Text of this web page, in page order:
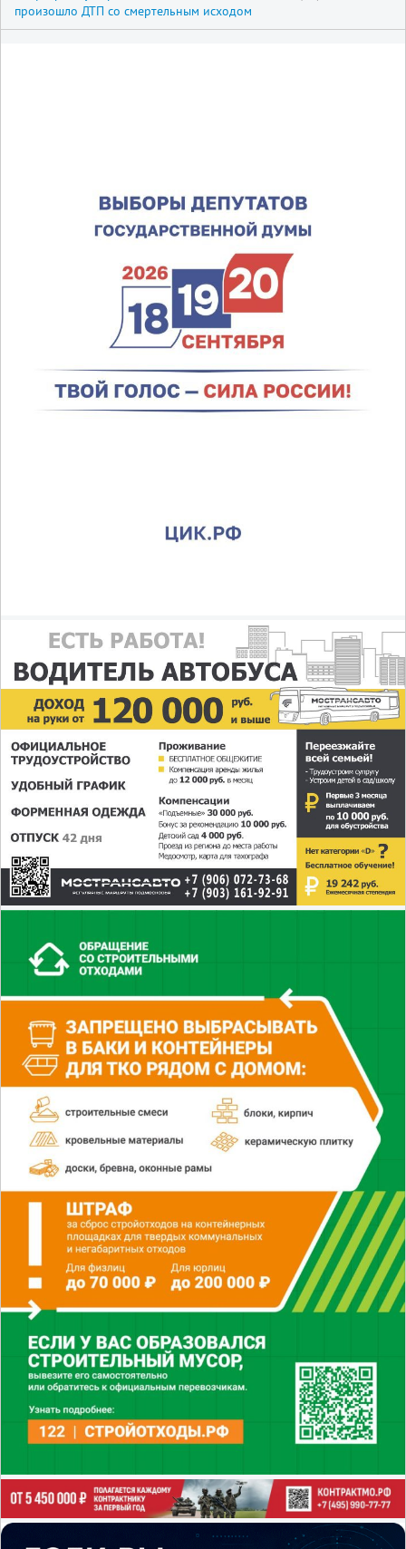
произошло ДТП со смертельным исходом